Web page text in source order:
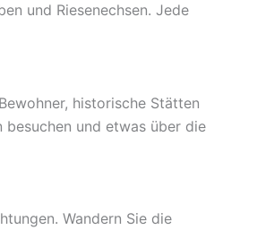
und Riesenechsen. Jede
historische Stätten
besuchen und etwas über die
Wandern Sie die